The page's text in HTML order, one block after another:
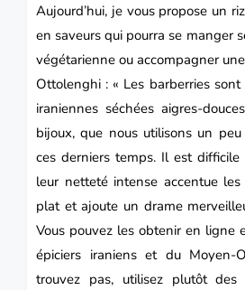
Aujourd’hui, je vous propose un riz
en saveurs qui pourra se manger
végétarienne ou accompagner
Ottolenghi : « Les barberries
iraniennes séchées aigres-
bijoux, que nous utilisons un
ces derniers temps. Il est
leur netteté intense accentue
plat et ajoute un drame
Vous pouvez les obtenir en ligne
épiciers iraniens et du Moyen-
trouvez pas, utilisez plutôt des